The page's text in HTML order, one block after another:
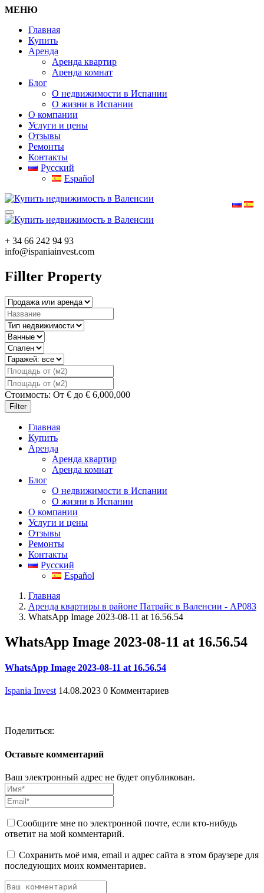
МЕНЮ
Главная
Купить
Аренда
Аренда квартир
Аренда комнат
Блог
О недвижимости в Испании
О жизни в Испании
О компании
Услуги и цены
Отзывы
Ремонты
Контакты
Русский
Español
+ 34 66 242 94 93
info@ispaniainvest.com
Fillter Property
Стоимость: От € до € 6,000,000
Filter
Главная
Купить
Аренда
Аренда квартир
Аренда комнат
Блог
О недвижимости в Испании
О жизни в Испании
О компании
Услуги и цены
Отзывы
Ремонты
Контакты
Русский
Español
Главная
Аренда квартиры в районе Патрайс в Валенсии - АР083
WhatsApp Image 2023-08-11 at 16.56.54
WhatsApp Image 2023-08-11 at 16.56.54
WhatsApp Image 2023-08-11 at 16.56.54
Ispania Invest 14.08.2023 0 Комментариев
Поделиться:
Оставьте комментарий
Ваш электронный адрес не будет опубликован.
Сообщите мне по электронной почте, если кто-нибудь
ответит на мой комментарий.
Сохранить моё имя, email и адрес сайта в этом браузере для
последующих моих комментариев.